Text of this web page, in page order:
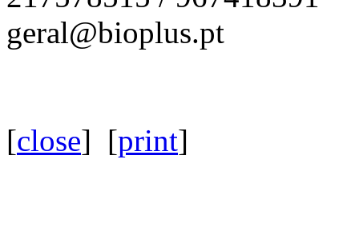
geral@bioplus.pt
[close] [print]